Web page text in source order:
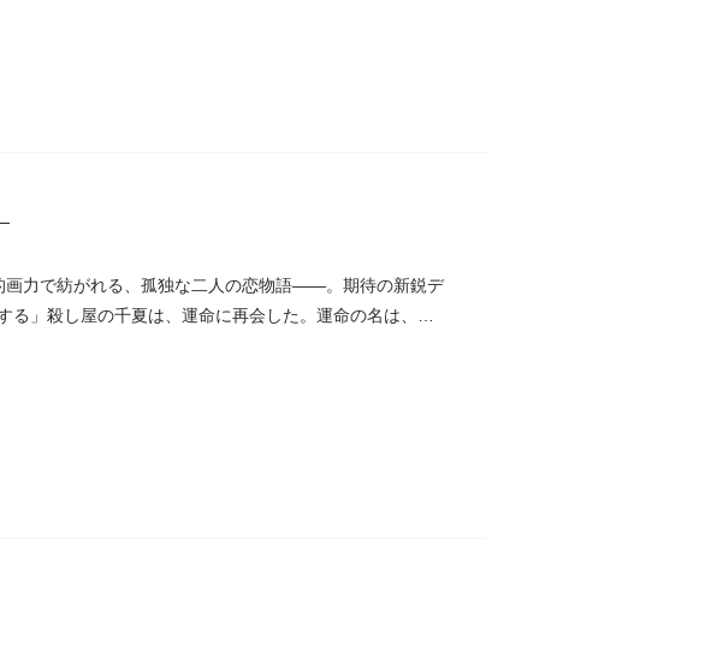
画力で紡がれる、孤独な二人の恋物語――。期待の新鋭デ
」殺し屋の千夏は、運命に再会した。運命の名は、佳